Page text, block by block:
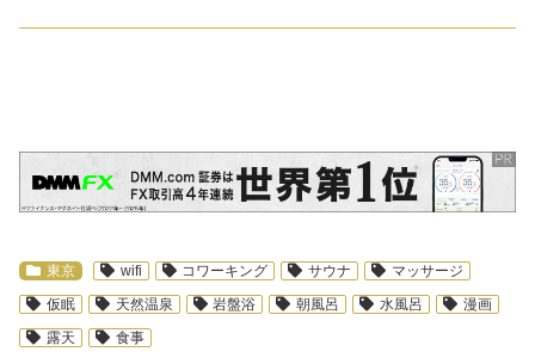
スポンサーリンク
東京 wifi コワーキング サウナ
マッサージ
仮眠
天然温泉 岩盤浴 朝風呂 水風呂
漫画
露天
食事